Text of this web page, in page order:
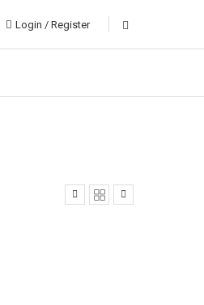
Login / Register